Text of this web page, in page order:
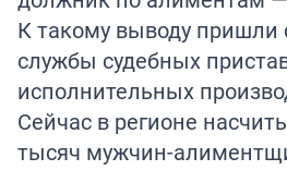
К такому выводу пришли
службы судебных
исполнительных
Сейчас в регионе
тысяч мужчин-